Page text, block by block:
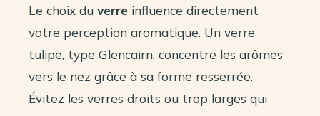
Le choix du verre influence directement
votre perception aromatique. Un verre
tulipe, type Glencairn, concentre les arômes
vers le nez grâce à sa forme resserrée.
Évitez les verres droits ou trop larges qui